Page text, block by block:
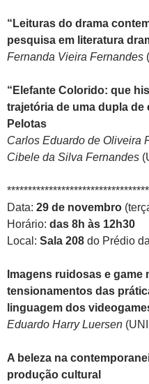
“Leituras do drama
pesquisa em literatura
Fernanda Vieira Fernandes
“Elefante Colorido: que
trajetória de uma dupla
Pelotas
Carlos Eduardo de Oliveira
Cibele da Silva Fernandes
Data: 29 de novembro
Horário: das 8h às 12h30
Local: Sala 208 do Prédio da
Imagens ruidosas e
tensionamentos das
linguagem dos
Eduardo Harry Luersen
A beleza na
produção cultural